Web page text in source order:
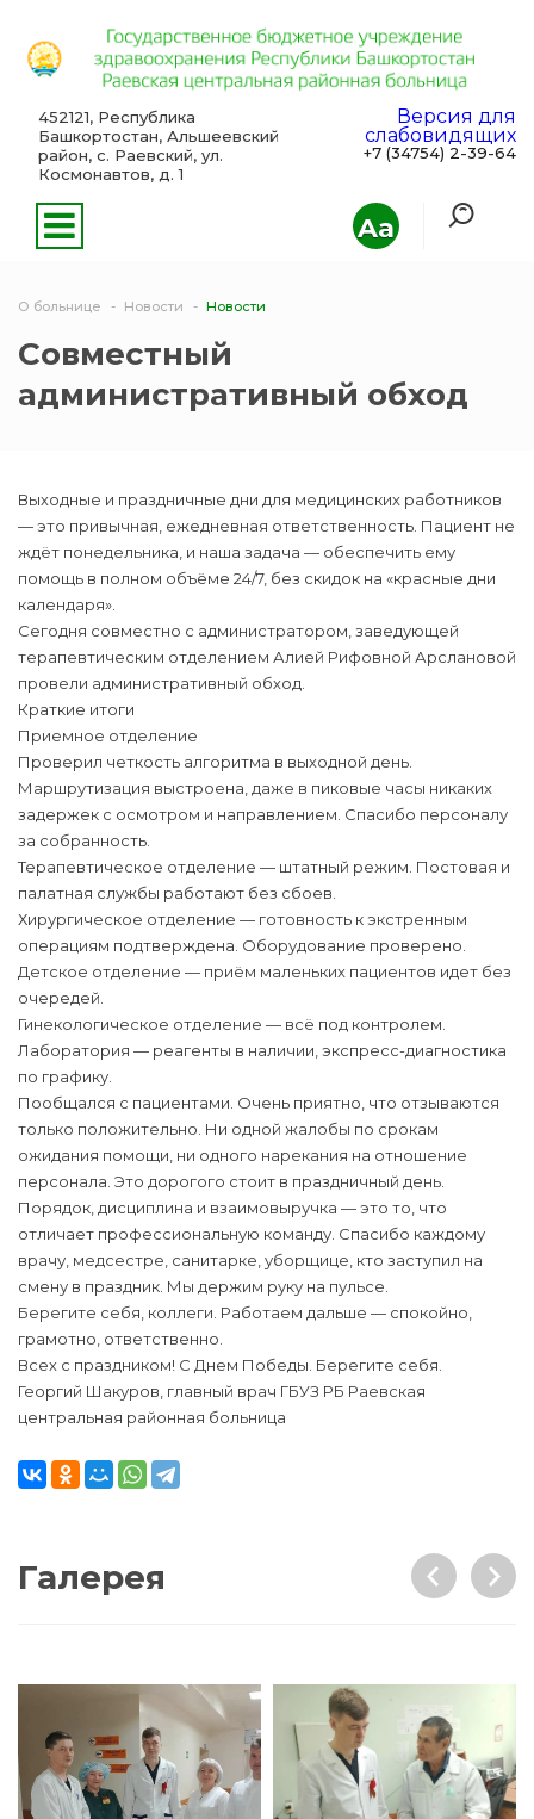
Aa
452121, Республика
Башкортостан, Альшеевский
район, с. Раевский, ул.
Космонавтов, д. 1
Версия для
слабовидящих
+7 (34754) 2-39-64
О больнице Новости Новости
Совместный
административный обход
Выходные и праздничные дни для медицинских работников
— это привычная, ежедневная ответственность. Пациент не
ждёт понедельника, и наша задача — обеспечить ему
помощь в полном объёме 24/7, без скидок на «красные дни
календаря».
Сегодня совместно с администратором, заведующей
терапевтическим отделением Алией Рифовной Арслановой
провели административный обход.
Краткие итоги
Приемное отделение
Проверил четкость алгоритма в выходной день.
Маршрутизация выстроена, даже в пиковые часы никаких
задержек с осмотром и направлением. Спасибо персоналу
за собранность.
Терапевтическое отделение — штатный режим. Постовая и
палатная службы работают без сбоев.
Хирургическое отделение — готовность к экстренным
операциям подтверждена. Оборудование проверено.
Детское отделение — приём маленьких пациентов идет без
очередей.
Гинекологическое отделение — всё под контролем.
Лаборатория — реагенты в наличии, экспресс-диагностика
по графику.
Пообщался с пациентами. Очень приятно, что отзываются
только положительно. Ни одной жалобы по срокам
ожидания помощи, ни одного нарекания на отношение
персонала. Это дорогого стоит в праздничный день.
Порядок, дисциплина и взаимовыручка — это то, что
отличает профессиональную команду. Спасибо каждому
врачу, медсестре, санитарке, уборщице, кто заступил на
смену в праздник. Мы держим руку на пульсе.
Берегите себя, коллеги. Работаем дальше — спокойно,
грамотно, ответственно.
Всех с праздником! С Днем Победы. Берегите себя.
Георгий Шакуров, главный врач ГБУЗ РБ Раевская
центральная районная больница
Галерея